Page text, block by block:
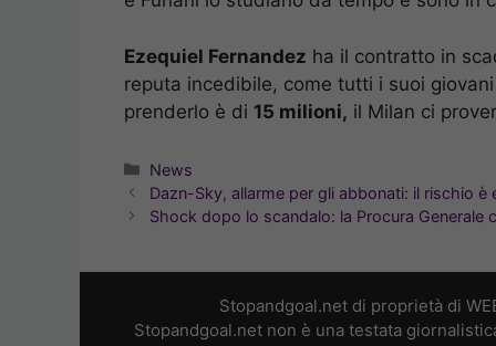
Ezequiel Fernandez ha il contratto in
reputa incedibile, come tutti i suoi
prenderlo è di 15 milioni, il Milan ci
Categorie
News
Dazn-Sky, allarme per gli abbonati: il rischio è
Shock dopo lo scandalo: la Procura Generale
Stopandgoal.net di proprietà di
Stopandgoal.net non è una testata